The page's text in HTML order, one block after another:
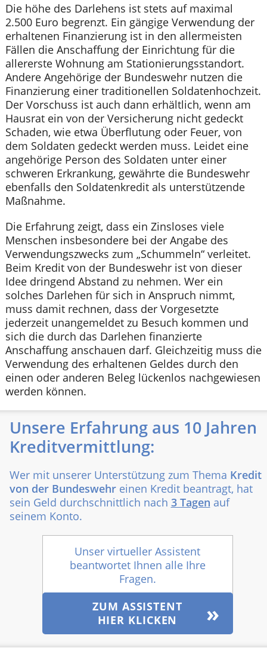
Die höhe des Darlehens ist stets auf maximal
2.500 Euro begrenzt. Ein gängige Verwendung der
erhaltenen Finanzierung ist in den allermeisten
Fällen die Anschaffung der Einrichtung für die
allererste Wohnung am Stationierungsstandort.
Andere Angehörige der Bundeswehr nutzen die
Finanzierung einer traditionellen Soldatenhochzeit.
Der Vorschuss ist auch dann erhältlich, wenn am
Hausrat ein von der Versicherung nicht gedeckt
Schaden, wie etwa Überflutung oder Feuer, von
dem Soldaten gedeckt werden muss. Leidet eine
angehörige Person des Soldaten unter einer
schweren Erkrankung, gewährte die Bundeswehr
ebenfalls den Soldatenkredit als unterstützende
Maßnahme.
Die Erfahrung zeigt, dass ein Zinsloses viele
Menschen insbesondere bei der Angabe des
Verwendungszwecks zum „Schummeln“ verleitet.
Beim Kredit von der Bundeswehr ist von dieser
Idee dringend Abstand zu nehmen. Wer ein
solches Darlehen für sich in Anspruch nimmt,
muss damit rechnen, dass der Vorgesetzte
jederzeit unangemeldet zu Besuch kommen und
sich die durch das Darlehen finanzierte
Anschaffung anschauen darf. Gleichzeitig muss die
Verwendung des erhaltenen Geldes durch den
einen oder anderen Beleg lückenlos nachgewiesen
werden können.
Unsere Erfahrung aus 10 Jahren
Kreditvermittlung:
Wer mit unserer Unterstützung zum Thema Kredit
von der Bundeswehreinen Kredit beantragt, hat
sein Geld durchschnittlich nach 3 Tagen auf
seinem Konto.
Unser virtueller Assistent
beantwortet Ihnen alle Ihre
Fragen.
ZUM ASSISTENT
HIER KLICKEN